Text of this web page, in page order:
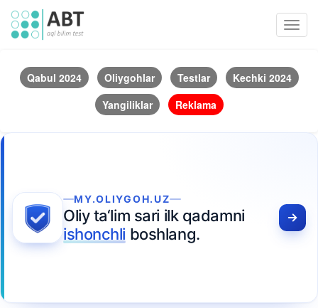
Qabul 2024 Oliygohlar Testlar
Kechki 2024
Yangiliklar
Reklama
MY.OLIYGOH.UZ
Oliy ta‘lim sari ilk qadamni
ishonchli boshlang.